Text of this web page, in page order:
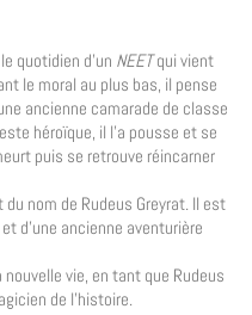
quotidien d’un NEETqui vient
le moral au plus bas, il pense
ancienne camarade de classe
héroïque, il l’a pousse et se
puis se retrouve réincarner
nom de Rudeus Greyrat. Il est
d’une ancienne aventurière
vie, en tant que Rudeus
de l’histoire.